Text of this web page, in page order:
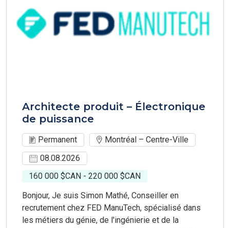
Architecte produit – Électronique
de puissance
Permanent
Montréal – Centre-Ville
08.08.2026
160 000 $CAN - 220 000 $CAN
Bonjour, Je suis Simon Mathé, Conseiller en
recrutement chez FED ManuTech, spécialisé dans
les métiers du génie, de l'ingénierie et de la